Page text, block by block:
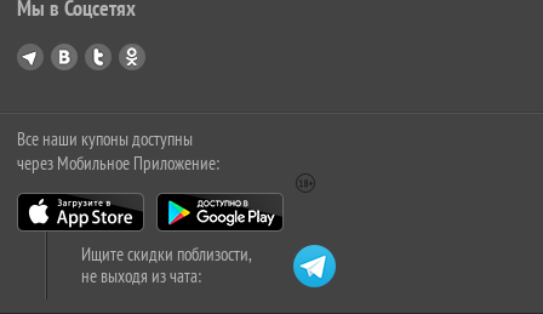
Мы в Соцсетях
Все наши купоны доступны
через Мобильное Приложение:
Ищите скидки поблизости,
не выходя из чата: